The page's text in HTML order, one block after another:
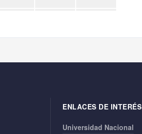
ENLACES DE INTERÉS
Universidad Nacional